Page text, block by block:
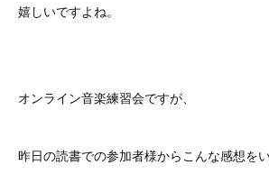
嬉しいですよね。
オンライン音楽練習会ですが、
昨日の読書での参加者様からこんな感想を